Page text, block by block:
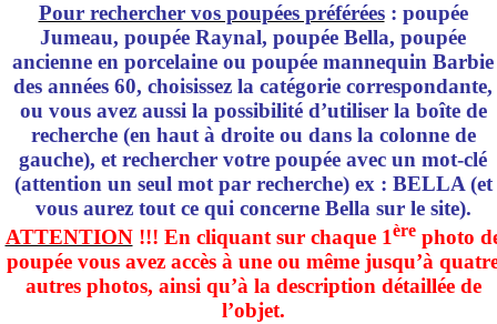
Pour rechercher vos poupées préférées: poupée
Jumeau, poupée Raynal, poupée Bella, poupée
ancienne en porcelaine ou poupée mannequin Barbie
des années 60, choisissez la catégorie correspondante,
ou vous avez aussi la possibilité d’utiliser la boîte de
recherche (en haut à droite ou dans la colonne de
gauche), et rechercher votre poupée avec un mot-clé
(attention un seul mot par recherche) ex : BELLA (et
vous aurez tout ce qui concerne Bella sur le site).
ATTENTION!!! En cliquant sur chaque 1èrephoto
poupée vous avez accès à une ou même jusqu’à
autres photos, ainsi qu’à la description détaillée de
l’objet.